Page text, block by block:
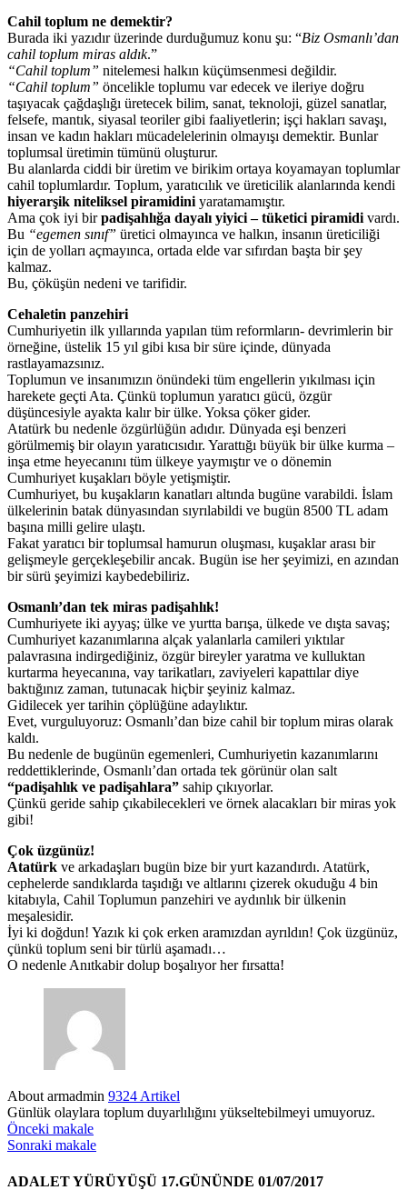
Cahil toplum ne demektir?
Burada iki yazıdır üzerinde durduğumuz konu şu: “Biz Osmanlı’dan
cahil toplum miras aldık.”
“Cahil toplum” nitelemesi halkın küçümsenmesi değildir.
“Cahil toplum” öncelikle toplumu var edecek ve ileriye doğru
taşıyacak çağdaşlığı üretecek bilim, sanat, teknoloji, güzel sanatlar,
felsefe, mantık, siyasal teoriler gibi faaliyetlerin; işçi hakları savaşı,
insan ve kadın hakları mücadelelerinin olmayışı demektir. Bunlar
toplumsal üretimin tümünü oluşturur.
Bu alanlarda ciddi bir üretim ve birikim ortaya koyamayan toplumlar
cahil toplumlardır. Toplum, yaratıcılık ve üreticilik alanlarında kendi
hiyerarşik niteliksel piramidini yaratamamıştır.
Ama çok iyi birpadişahlığa dayalı yiyici – tüketici piramidi vardı.
Bu “egemen sınıf” üretici olmayınca ve halkın, insanın üreticiliği
için de yolları açmayınca, ortada elde var sıfırdan başta bir şey
kalmaz.
Bu, çöküşün nedeni ve tarifidir.
Cehaletin panzehiri
Cumhuriyetin ilk yıllarında yapılan tüm reformların- devrimlerin bir
örneğine, üstelik 15 yıl gibi kısa bir süre içinde, dünyada
rastlayamazsınız.
Toplumun ve insanımızın önündeki tüm engellerin yıkılması için
harekete geçti Ata. Çünkü toplumun yaratıcı gücü, özgür
düşüncesiyle ayakta kalır bir ülke. Yoksa çöker gider.
Atatürk bu nedenle özgürlüğün adıdır. Dünyada eşi benzeri
görülmemiş bir olayın yaratıcısıdır. Yarattığı büyük bir ülke kurma –
inşa etme heyecanını tüm ülkeye yaymıştır ve o dönemin
Cumhuriyet kuşakları böyle yetişmiştir.
Cumhuriyet, bu kuşakların kanatları altında bugüne varabildi. İslam
ülkelerinin batak dünyasından sıyrılabildi ve bugün 8500 TL adam
başına milli gelire ulaştı.
Fakat yaratıcı bir toplumsal hamurun oluşması, kuşaklar arası bir
gelişmeyle gerçekleşebilir ancak. Bugün ise her şeyimizi, en azından
bir sürü şeyimizi kaybedebiliriz.
Osmanlı’dan tek miras padişahlık!
Cumhuriyete iki ayyaş; ülke ve yurtta barışa, ülkede ve dışta savaş;
Cumhuriyet kazanımlarına alçak yalanlarla camileri yıktılar
palavrasına indirgediğiniz, özgür bireyler yaratma ve kulluktan
kurtarma heyecanına, vay tarikatları, zaviyeleri kapattılar diye
baktığınız zaman, tutunacak hiçbir şeyiniz kalmaz.
Gidilecek yer tarihin çöplüğüne adaylıktır.
Evet, vurguluyoruz: Osmanlı’dan bize cahil bir toplum miras olarak
kaldı.
Bu nedenle de bugünün egemenleri, Cumhuriyetin kazanımlarını
reddettiklerinde, Osmanlı’dan ortada tek görünür olan salt
“padişahlık ve padişahlara” sahip çıkıyorlar.
Çünkü geride sahip çıkabilecekleri ve örnek alacakları bir miras yok
gibi!
Çok üzgünüz!
Atatürk ve arkadaşları bugün bize bir yurt kazandırdı. Atatürk,
cephelerde sandıklarda taşıdığı ve altlarını çizerek okuduğu 4 bin
kitabıyla, Cahil Toplumun panzehiri ve aydınlık bir ülkenin
meşalesidir.
İyi ki doğdun! Yazık ki çok erken aramızdan ayrıldın! Çok üzgünüz,
çünkü toplum seni bir türlü aşamadı…
O nedenle Anıtkabir dolup boşalıyor her fırsatta!
About armadmin 9324 Artikel
Günlük olaylara toplum duyarlılığını yükseltebilmeyi umuyoruz.
Önceki makale
Sonraki makale
ADALET YÜRÜYÜŞÜ 17.GÜNÜNDE 01/07/2017